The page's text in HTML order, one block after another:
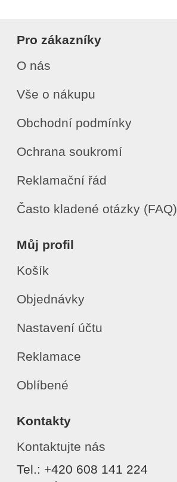
Pro zákazníky
O nás
Vše o nákupu
Obchodní podmínky
Ochrana soukromí
Reklamační řád
Často kladené otázky (FAQ)
Můj profil
Košík
Objednávky
Nastavení účtu
Reklamace
Oblíbené
Kontakty
Kontaktujte nás
Tel.: +420 608 141 224